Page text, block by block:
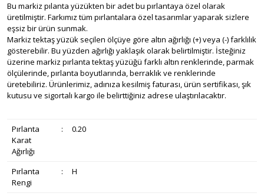
Bu markiz pılanta yüzükten bir adet bu pırlantaya özel olarak
üretilmiştir. Farkımız tüm pırlantalara özel tasarımlar yaparak sizlere
eşsiz bir ürün sunmak.
Markiz tektaş yüzük seçilen ölçüye göre altın ağırlığı (+) veya (-) farklılık
gösterebilir. Bu yüzden ağırlığı yaklaşık olarak belirtilmiştir. İsteğiniz
üzerine markiz pırlanta tektaş yüzüğü farklı altın renklerinde, parmak
ölçülerinde, pırlanta boyutlarında, berraklık ve renklerinde
üretebiliriz. Ürünlerimiz, adınıza kesilmiş faturası, ürün sertifikası, şık
kutusu ve sigortalı kargo ile belirttiğiniz adrese ulaştırılacaktır.
Pırlanta
Karat
Ağırlığı
: 0.20
Pırlanta
Rengi
: H